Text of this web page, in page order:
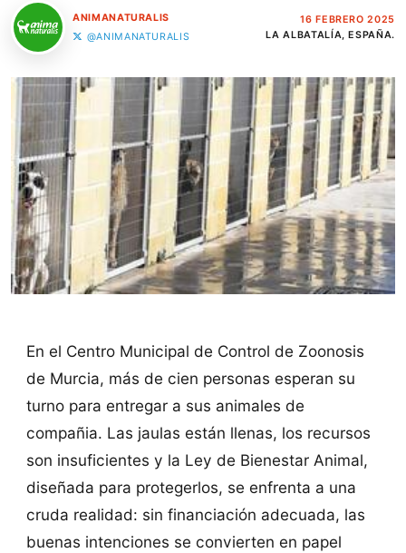
ANIMANATURALIS
@ANIMANATURALIS
16 FEBRERO 2025
LA ALBATALÍA, ESPAÑA.
En el Centro Municipal de Control de Zoonosis
de Murcia, más de cien personas esperan su
turno para entregar a sus animales de
compañia. Las jaulas están llenas, los recursos
son insuficientes y la Ley de Bienestar Animal,
diseñada para protegerlos, se enfrenta a una
cruda realidad: sin financiación adecuada, las
buenas intenciones se convierten en papel